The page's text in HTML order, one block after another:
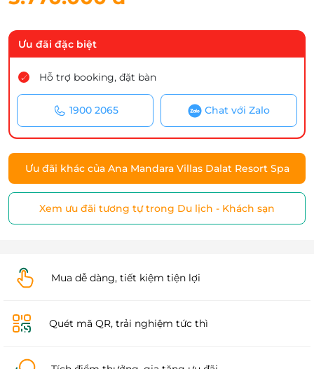
Ưu đãi đặc biệt
Hỗ trợ booking, đặt bàn
1900 2065 Chat với Zalo
Ưu đãi khác của Ana Mandara Villas Dalat Resort Spa
Xem ưu đãi tương tự trong Du lịch - Khách sạn
Mua dễ dàng, tiết kiệm tiện lợi
Quét mã QR, trải nghiệm tức thì